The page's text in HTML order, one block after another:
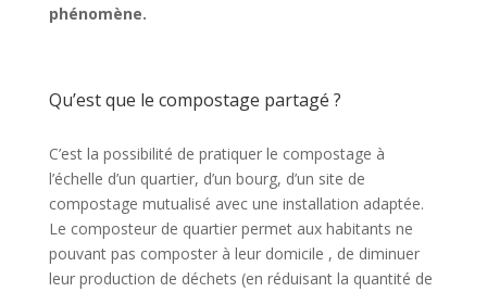
phénomène.
Qu’est que le compostage partagé ?
C’est la possibilité de pratiquer le compostage à
l’échelle d’un quartier, d’un bourg, d’un site de
compostage mutualisé avec une installation adaptée.
Le composteur de quartier permet aux habitants ne
pouvant pas composter à leur domicile , de diminuer
leur production de déchets (en réduisant la quantité de